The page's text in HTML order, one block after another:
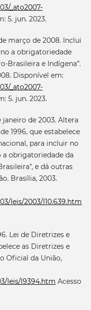
_ato2007-
5. jun. 2023.
março de 2008. Inclui
a obrigatoriedade
Brasileira e Indígena”.
Disponível em:
_ato2007-
5. jun. 2023.
janeiro de 2003. Altera
1996, que estabelece
para incluir no
a obrigatoriedade da
e dá outras
Brasília, 2003.
leis/2003/l10.639.htm
Lei de Diretrizes e
as Diretrizes e
Oficial da União,
leis/l9394.htm Acesso